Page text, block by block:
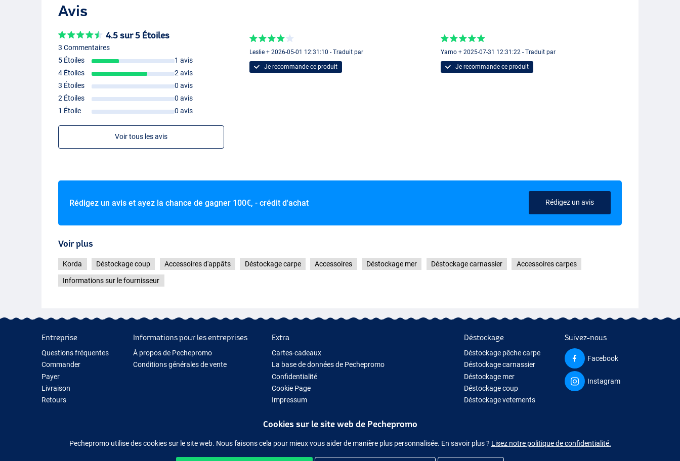
Avis
4.5 sur 5 Étoiles
3 Commentaires
5 Étoiles
1 avis
4 Étoiles
2 avis
3 Étoiles
0 avis
2 Étoiles
0 avis
1 Étoile
0 avis
Voir tous les avis
Leslie + 2026-05-01 12:31:10 - Traduit par
Je recommande ce produit
Yarno + 2025-07-31 12:31:22 - Traduit par
Je recommande ce produit
Rédigez un avis et ayez la chance de gagner 100€, - crédit d'achat Rédigez un avis
Voir plus
Korda Déstockage coup Accessoires d'appâts Déstockage carpe Accessoires Déstockage mer Déstockage carnassier Accessoires carpes
Informations sur le fournisseur
Entreprise
Questions fréquentes
Commander
Payer
Livraison
Retours
Informations pour les entreprises
À propos de Pechepromo
Conditions générales de vente
Extra
Cartes-cadeaux
La base de données de Pechepromo
Confidentialité
Cookie Page
Impressum
Nouveau Matériel de Pêche
Déstockage
Déstockage pêche carpe
Déstockage carnassier
Déstockage mer
Déstockage coup
Déstockage vetements
Suivez-nous
Facebook
Instagram
Cookies sur le site web de Pechepromo
Pechepromo utilise des cookies sur le site web. Nous faisons cela pour mieux vous aider de manière plus personnalisée. En savoir plus ? Lisez notre politique de confidentialité.